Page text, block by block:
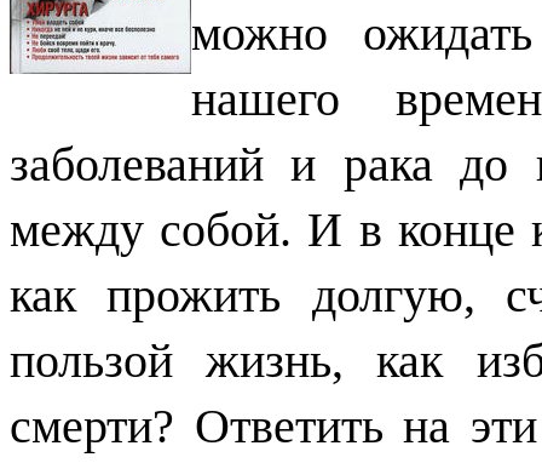
можно
нашего
заболеваний и рака до
между собой. И в конце
как прожить долгую,
пользой жизнь, как
смерти? Ответить на